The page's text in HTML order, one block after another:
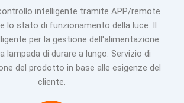
intelligente tramite APP/remote
lo stato di funzionamento della luce. Il
per la gestione dell'alimentazione
lampada di durare a lungo. Servizio di
del prodotto in base alle esigenze del
cliente.